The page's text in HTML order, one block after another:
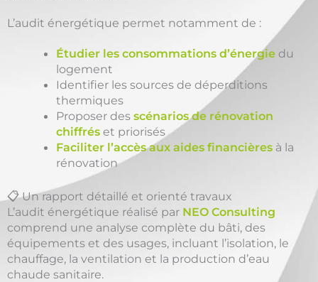
L’audit énergétique permet notamment de :
Étudier les consommations d’énergie du
logement
Identifier les sources de déperditions
thermiques
Proposer desscénarios de rénovation
chiffrés et priorisés
Faciliter l’accès aux aides financières à la
rénovation
📋 Un rapport détaillé et orienté travaux
L’audit énergétique réalisé par NEO Consulting
comprend une analyse complète du bâti, des
équipements et des usages, incluant l’isolation, le
chauffage, la ventilation et la production d’eau
chaude sanitaire.